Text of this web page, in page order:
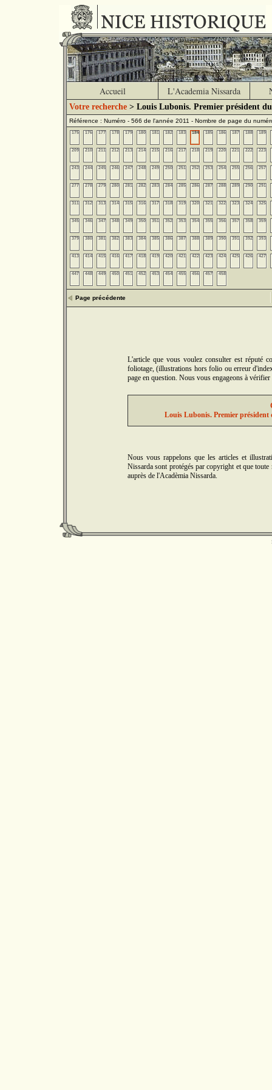
Accueil L'Academia Nissarda
Votre recherche > Louis Lubonis. Premier président
Référence : Numéro - 566 de l'année 2011 - Nombre de page du
175 176 177 178 179 180 181 182 183 184 185 186 187 188 189
209 210 211 212 213 214 215 216 217 218 219 220 221 222 223
243 244 245 246 247 248 249 250 251 252 253 254 255 256 257
277 278 279 280 281 282 283 284 285 286 287 288 289 290 291
311 312 313 314 315 316 317 318 319 320 321 322 323 324 325
345 346 347 348 349 350 351 352 353 354 355 356 357 358 359
379 380 381 382 383 384 385 386 387 388 389 390 391 392 393
413 414 415 416 417 418 419 420 421 422 423 424 425 426 427
447 448 449 450 451 452 453 454 455 456 457 458
Page précédente
L'article que vous voulez consulter est réputé
foliotage, (illustrations hors folio ou erreur
page en question. Nous vous engageons à
Louis Lubonis. Premier président
Nous vous rappelons que les articles et
Nissarda sont protégés par copyright et que
auprès de l'Acadèmia Nissarda.